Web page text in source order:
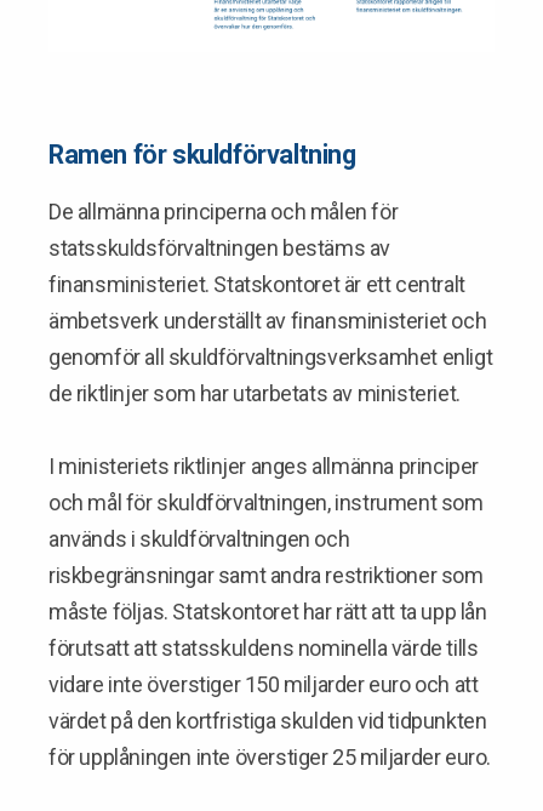
Ramen för skuldförvaltning
De allmänna principerna och målen för
statsskuldsförvaltningen bestäms av
finansministeriet. Statskontoret är ett centralt
ämbetsverk underställt av finansministeriet och
genomför all skuldförvaltningsverksamhet enligt
de riktlinjer som har utarbetats av ministeriet.
I ministeriets riktlinjer anges allmänna principer
och mål för skuldförvaltningen, instrument som
används i skuldförvaltningen och
riskbegränsningar samt andra restriktioner som
måste följas. Statskontoret har rätt att ta upp lån
förutsatt att statsskuldens nominella värde tills
vidare inte överstiger 150 miljarder euro och att
värdet på den kortfristiga skulden vid tidpunkten
för upplåningen inte överstiger 25 miljarder euro.